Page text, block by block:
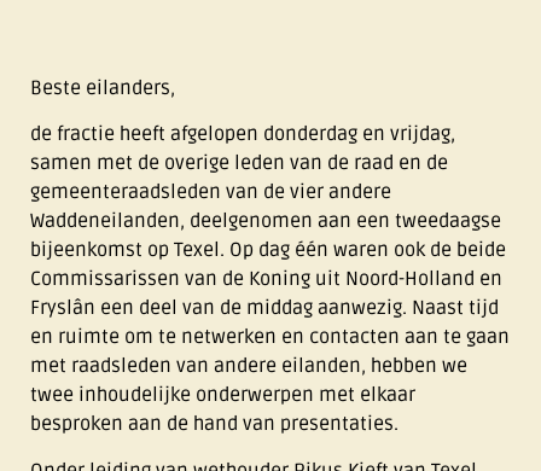
Beste eilanders,
de fractie heeft afgelopen donderdag en vrijdag,
samen met de overige leden van de raad en de
gemeenteraadsleden van de vier andere
Waddeneilanden, deelgenomen aan een tweedaagse
bijeenkomst op Texel. Op dag één waren ook de beide
Commissarissen van de Koning uit Noord-Holland en
Fryslân een deel van de middag aanwezig. Naast tijd
en ruimte om te netwerken en contacten aan te gaan
met raadsleden van andere eilanden, hebben we
twee inhoudelijke onderwerpen met elkaar
besproken aan de hand van presentaties.